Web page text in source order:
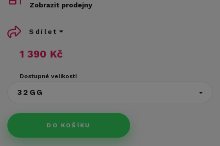
1 390 Kč
Dostupné velikosti
32GG
DO KOŠÍKU
Zobrazit prodejny
Sdílet